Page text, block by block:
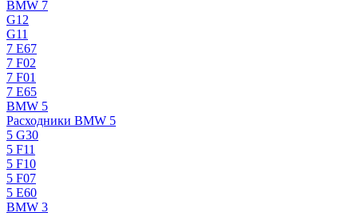
BMW 7
G12
G11
7 Е67
7 F02
7 F01
7 E65
BMW 5
Расходники BMW 5
5 G30
5 F11
5 F10
5 F07
5 E60
BMW 3